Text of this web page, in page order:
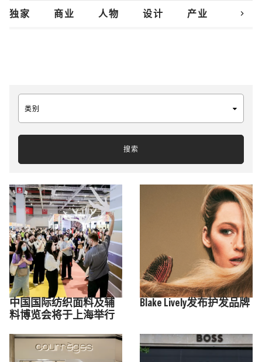
独家 商业 人物 设计 产业 创新
chevron_right
类别
搜索
中国国际纺织面料及辅
料博览会将于上海举行
Blake Lively发布护发品牌